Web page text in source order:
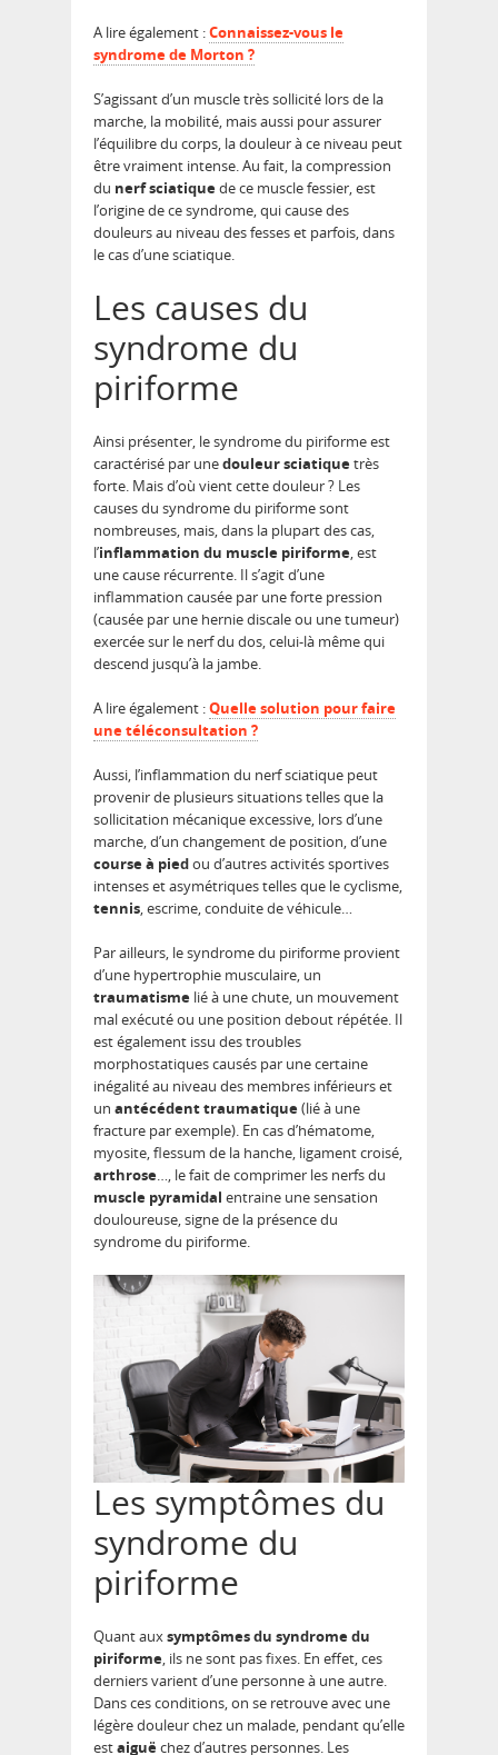
A lire également :Connaissez-vous le
syndrome de Morton ?
S’agissant d’un muscle très sollicité lors de la
marche, la mobilité, mais aussi pour assurer
l’équilibre du corps, la douleur à ce niveau peut
être vraiment intense. Au fait, la compression
du nerf sciatiquede ce muscle fessier, est
l’origine de ce syndrome, qui cause des
douleurs au niveau des fesses et parfois, dans
le cas d’une sciatique.
Les causes du
syndrome du
piriforme
Ainsi présenter, le syndrome du piriforme est
caractérisé par unedouleur sciatiquetrès
forte. Mais d’où vient cette douleur ? Les
causes du syndrome du piriforme sont
nombreuses, mais, dans la plupart des cas,
l’inflammation du muscle piriforme, est
une cause récurrente. Il s’agit d’une
inflammation causée par une forte pression
(causée par une hernie discale ou une tumeur)
exercée sur le nerf du dos, celui-là même qui
descend jusqu’à la jambe.
A lire également :Quelle solution pour faire
une téléconsultation ?
Aussi, l’inflammation du nerf sciatique peut
provenir de plusieurs situations telles que la
sollicitation mécanique excessive, lors d’une
marche, d’un changement de position, d’une
course à piedou d’autres activités sportives
intenses et asymétriques telles que le cyclisme,
tennis, escrime, conduite de véhicule…
Par ailleurs, le syndrome du piriforme provient
d’une hypertrophie musculaire, un
traumatisme lié à une chute, un mouvement
mal exécuté ou une position debout répétée. Il
est également issu des troubles
morphostatiques causés par une certaine
inégalité au niveau des membres inférieurs et
un antécédent traumatique(lié à une
fracture par exemple). En cas d’hématome,
myosite, flessum de la hanche, ligament croisé,
arthrose…, le fait de comprimer les nerfs du
muscle pyramidal entraine une sensation
douloureuse, signe de la présence du
syndrome du piriforme.
Les symptômes du
syndrome du
piriforme
Quant auxsymptômes du syndrome du
piriforme, ils ne sont pas fixes. En effet, ces
derniers varient d’une personne à une autre.
Dans ces conditions, on se retrouve avec une
légère douleur chez un malade, pendant qu’elle
estaiguëchez d’autres personnes. Les